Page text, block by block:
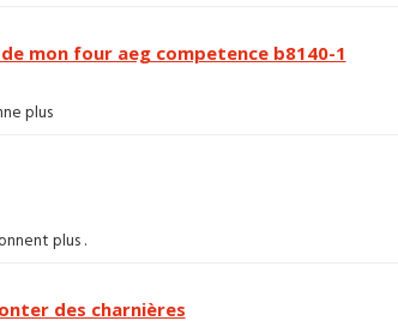
mon four aeg competence b8140-1
plus
plus .
des charnières